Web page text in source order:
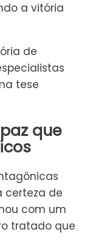
a vitória
de
tese
que
certeza de
com um
tratado que